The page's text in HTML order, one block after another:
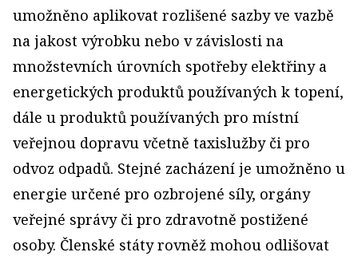
umožněno aplikovat rozlišené sazby ve vazbě
na jakost výrobku nebo v závislosti na
množstevních úrovních spotřeby elektřiny a
energetických produktů používaných k topení,
dále u produktů používaných pro místní
veřejnou dopravu včetně taxislužby či pro
odvoz odpadů. Stejné zacházení je umožněno u
energie určené pro ozbrojené síly, orgány
veřejné správy či pro zdravotně postižené
osoby. Členské státy rovněž mohou odlišovat